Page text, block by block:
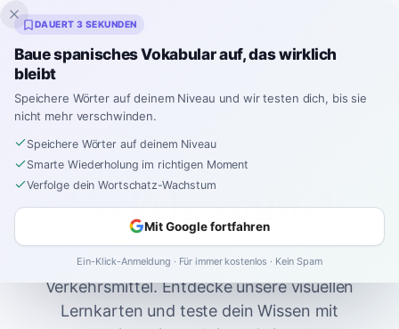
Inklingo
Startseite Spanish
Verkehrsmittel
Lerne wesentliche spanische Vokabeln für
Verkehrsmittel. Entdecke unsere visuellen
Lernkarten und teste dein Wissen mit
DAUERT 3 SEKUNDEN
Baue spanisches Vokabular auf, das wirklich
bleibt
Speichere Wörter auf deinem Niveau und wir testen dich, bis sie
nicht mehr verschwinden.
Speichere Wörter auf deinem Niveau
Smarte Wiederholung im richtigen Moment
Verfolge dein Wortschatz-Wachstum
Mit Google fortfahren
Ein-Klick-Anmeldung · Für immer kostenlos · Kein Spam